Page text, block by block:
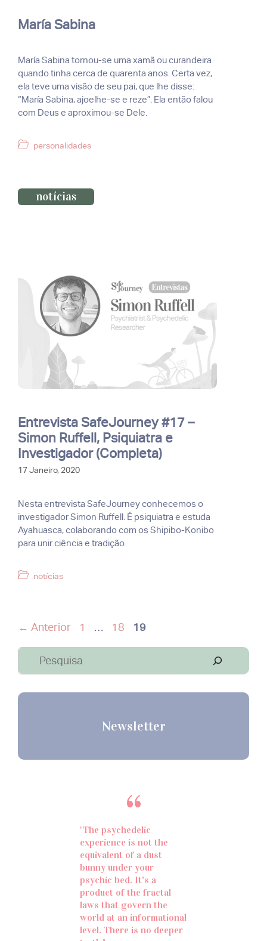
María Sabina
María Sabina tornou-se uma xamã ou curandeira
quando tinha cerca de quarenta anos. Certa vez,
ela teve uma visão de seu pai, que lhe disse:
“María Sabina, ajoelhe-se e reze”. Ela então falou
com Deus e aproximou-se Dele.
Categorias
personalidades
notícias
Entrevista SafeJourney #17 –
Simon Ruffell, Psiquiatra e
Investigador (Completa)
17 Janeiro, 2020
Nesta entrevista SafeJourney conhecemos o
investigador Simon Ruffell. É psiquiatra e estuda
Ayahuasca, colaborando com os Shipibo-Konibo
para unir ciência e tradição.
Categorias
notícias
← Anterior Página
1 … Página
18 Página
19
Pesquisar
Newsletter
“
"The psychedelic
experience is not the
equivalent of a dust
bunny under your
psychic bed. It's a
product of the fractal
laws that govern the
world at an informational
level. There is no deeper